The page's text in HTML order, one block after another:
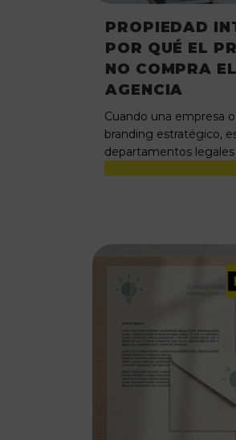
PROPIEDAD
POR QUÉ EL
NO COMPRA
AGENCIA
Cuando una empresa
branding estratégico,
departamentos